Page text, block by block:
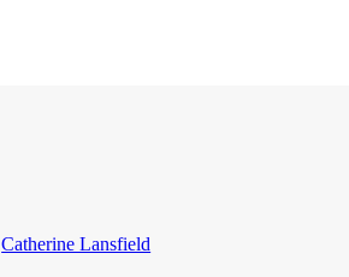
Catherine Lansfield